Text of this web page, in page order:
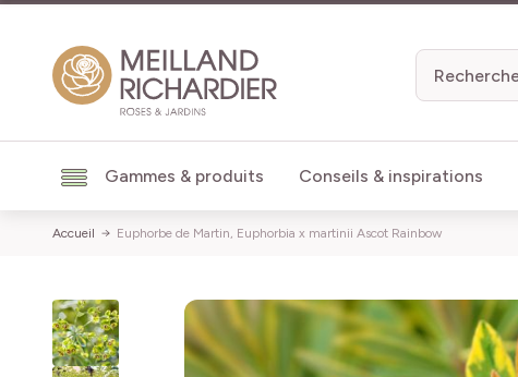
Gammes & produits Conseils & inspirations
Accueil Euphorbe de Martin, Euphorbia x martinii Ascot Rainbow